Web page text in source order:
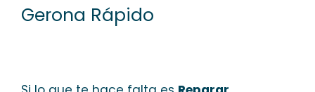
Gerona Rápido